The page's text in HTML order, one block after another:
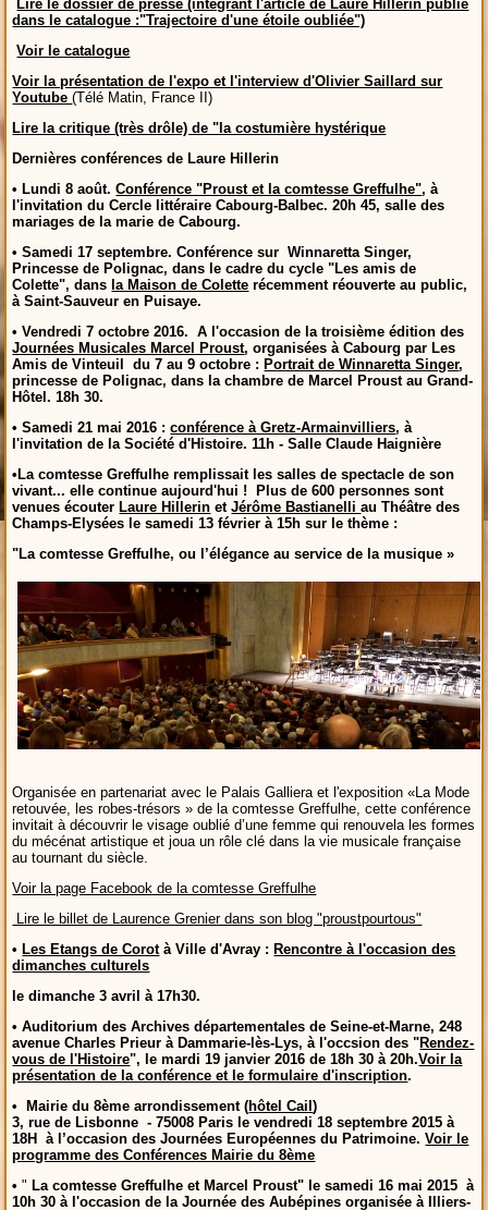
Lire le dossier de presse (intégrant l'article de Laure Hillerin publié
dans le catalogue :"Trajectoire d'une étoile oubliée")
Voir le catalogue
Voir la présentation de l'expo et l'interview d'Olivier Saillard sur
Youtube(Télé Matin, France II)
Lire la critique (très drôle) de "la costumière hystérique
Dernières conférences de Laure Hillerin
• Lundi 8 août.Conférence "Proust et la comtesse Greffulhe", à
l'invitation du Cercle littéraire Cabourg-Balbec. 20h 45, salle des
mariages de la marie de Cabourg.
• Samedi 17 septembre. Conférence sur Winnaretta Singer,
Princesse de Polignac, dans le cadre du cycle "Les amis de
Colette", dans la Maison de Colette récemment réouverte au public,
à Saint-Sauveur en Puisaye.
• Vendredi 7 octobre 2016. A l'occasion de la troisième édition des
Journées Musicales Marcel Proust, organisées à Cabourg par Les
Amis de Vinteuil du 7 au 9 octobre : Portrait de Winnaretta Singer,
princesse de Polignac, dans la chambre de Marcel Proust au Grand-
Hôtel. 18h 30.
•Samedi 21 mai 2016 :conférence à Gretz-Armainvilliers, à
l'invitation de la Société d'Histoire. 11h - Salle Claude Haignière
•La comtesse Greffulhe remplissait les salles de spectacle de son
vivant... elle continue aujourd'hui ! Plus de 600 personnes sont
venues écouter Laure Hillerin etJérôme Bastianelliau Théâtre des
Champs-Elysées le samedi 13 février à 15h sur le thème :
"Lacomtesse Greffulhe, ou l’élégance au service de la musique »
Organisée en partenariat avec le Palais Galliera et l'exposition «La Mode
retouvée, les robes-trésors » de la comtesse Greffulhe, cette conférence
invitait à découvrir le visage oublié d’une femme qui renouvela les formes
du mécénat artistique et joua un rôle clé dans la vie musicale française
au tournant du siècle.
Voir la page Facebook de la comtesse Greffulhe
Lire le billet de Laurence Grenier dans son blog "proustpourtous"
• Les Etangs de Corotà Ville d'Avray : Rencontre à l'occasion des
dimanches culturels
le dimanche 3 avril à 17h30.
•Auditorium des Archives départementales de Seine-et-Marne, 248
avenue Charles Prieur à Dammarie-lès-Lys, à l'occsion des "Rendez-
vous de l'Histoire", le mardi 19 janvier 2016 de 18h 30 à 20h.Voir la
présentation de la conférence et le formulaire d'inscription.
•
Mairie du 8ème arrondissement(hôtel Cail)
3, rue de Lisbonne - 75008 Paris le vendredi 18 septembre 2015 à
18H à l’occasion des Journées Européennes du Patrimoine.Voir le
programme des Conférences Mairie du 8ème
• " La comtesse Greffulhe et Marcel Proust" le samedi 16 mai 2015 à
10h 30 à l'occasion de la Journée des Aubépines organisée à Illiers-